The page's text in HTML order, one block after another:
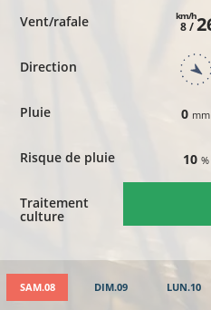
Vent/rafale
Direction
Pluie
Risque de pluie
Traitement
culture
8 /
km/h
0 mm
10 %
SAM.08 DIM.09 LUN.10